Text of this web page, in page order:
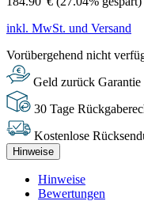
inkl. MwSt. und Versand
Vorübergehend nicht
Geld zurück Garantie
30 Tage
Kostenlose
Hinweise
Hinweise
Bewertungen